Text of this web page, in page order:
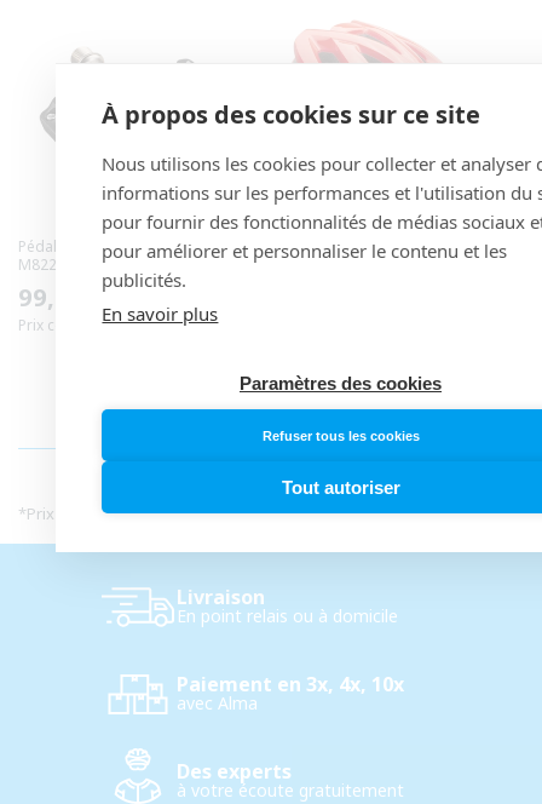
Pédales SHIMANO DEORE XT PD-
M8220 Noir
Prix
habituel
99,99 €
Prix conseillé* : 114,99 €
Casque VTT URGE SERIALL Rouge
INFORMATIONS PRIX
*Prix de vente conseillé fournisseur en Septembre 2024
Livraison
En point relais ou à domicile
Paiement en 3x, 4x, 10x
avec Alma
Des experts
à votre écoute gratuitement
À propos des cookies sur ce site
Nous utilisons les cookies pour collecter et analyser
informations sur les performances et l'utilisation du
pour fournir des fonctionnalités de médias sociaux
pour améliorer et personnaliser le contenu et les
publicités.
En savoir plus
Paramètres des cookies
Refuser tous les cookies
Tout autoriser